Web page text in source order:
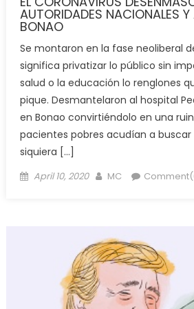
AUTORIDADES NACIONALES Y
BONAO
Se montaron en la fase neoliberal
significa privatizar lo público sin
salud o la educación lo renglones
pique. Desmantelaron al hospital
en Bonao convirtiéndolo en una
pacientes pobres acudían a
siquiera […]
Posted
April 10, 2020 Author
MC